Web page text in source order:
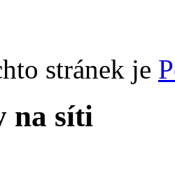
stránek je
na síti